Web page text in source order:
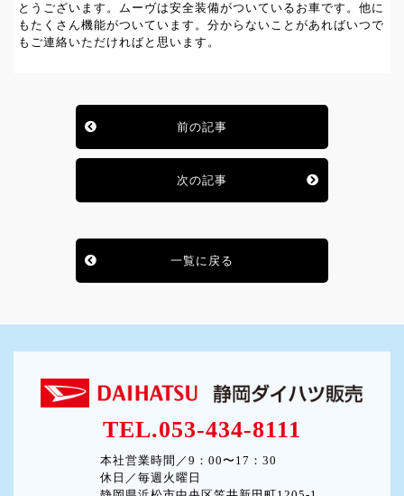
とうございます。ムーヴは安全装備がついているお車です。他に
もたくさん機能がついています。分からないことがあればいつで
もご連絡いただければと思います。
前の記事
次の記事
一覧に戻る
TEL.053-434-8111
本社営業時間／9：00〜17：30
休日／毎週火曜日